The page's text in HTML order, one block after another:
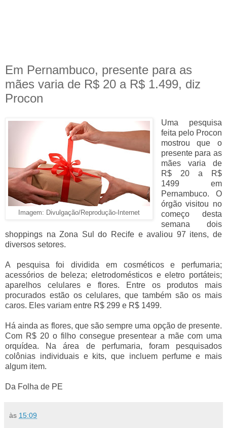
Em Pernambuco, presente para as
mães varia de R$ 20 a R$ 1.499, diz
Procon
Imagem: Divulgação/Reprodução-Internet
Uma pesquisa
feita pelo Procon
mostrou que o
presente para as
mães varia de
R$ 20 a R$
1499 em
Pernambuco. O
órgão visitou no
começo desta
semana dois
shoppings na Zona Sul do Recife e avaliou 97 itens, de
diversos setores.
A pesquisa foi dividida em cosméticos e perfumaria;
acessórios de beleza; eletrodomésticos e eletro portáteis;
aparelhos celulares e flores. Entre os produtos mais
procurados estão os celulares, que também são os mais
caros. Eles variam entre R$ 299 e R$ 1499.
Há ainda as flores, que são sempre uma opção de presente.
Com R$ 20 o filho consegue presentear a mãe com uma
orquídea. Na área de perfumaria, foram pesquisados
colônias individuais e kits, que incluem perfume e mais
algum item.
Da Folha de PE
às 15:09